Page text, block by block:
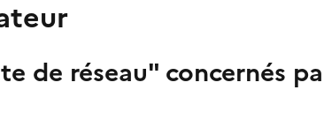
de réseau" concernés